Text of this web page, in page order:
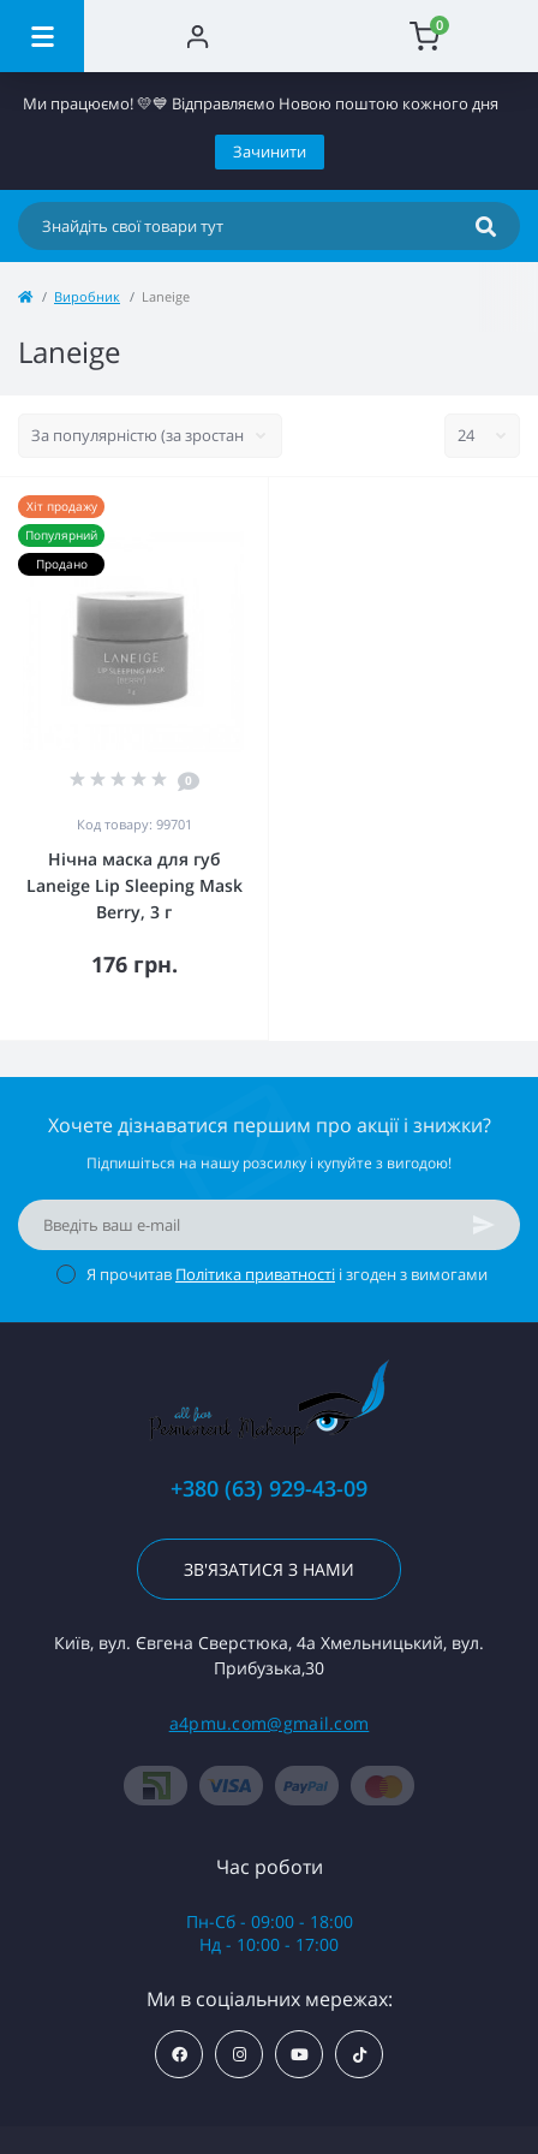
0
Ми працюємо! 💛​💙 Відправляємо Новою поштою кожного дня
Зачинити
Виробник Laneige
Laneige
Хіт продажу
Популярний
Продано
0
Код товару: 99701
Нічна маска для губ
Laneige Lip Sleeping Mask
Berry, 3 г
176 грн.
Хочете дізнаватися першим про акції і знижки?
Підпишіться на нашу розсилку і купуйте з вигодою!
Я прочитав Політика приватності і згоден з вимогами
+380 (63) 929-43-09
ЗВ'ЯЗАТИСЯ З НАМИ
Київ, вул. Євгена Сверстюка, 4а Хмельницький, вул.
Прибузька,30
a4pmu.com@gmail.com
Час роботи
Пн-Сб - 09:00 - 18:00
Нд - 10:00 - 17:00
Ми в соціальних мережах: